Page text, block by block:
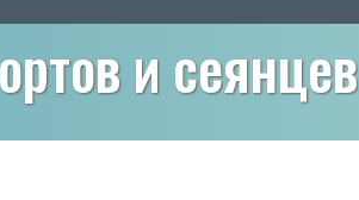
и сеянцев